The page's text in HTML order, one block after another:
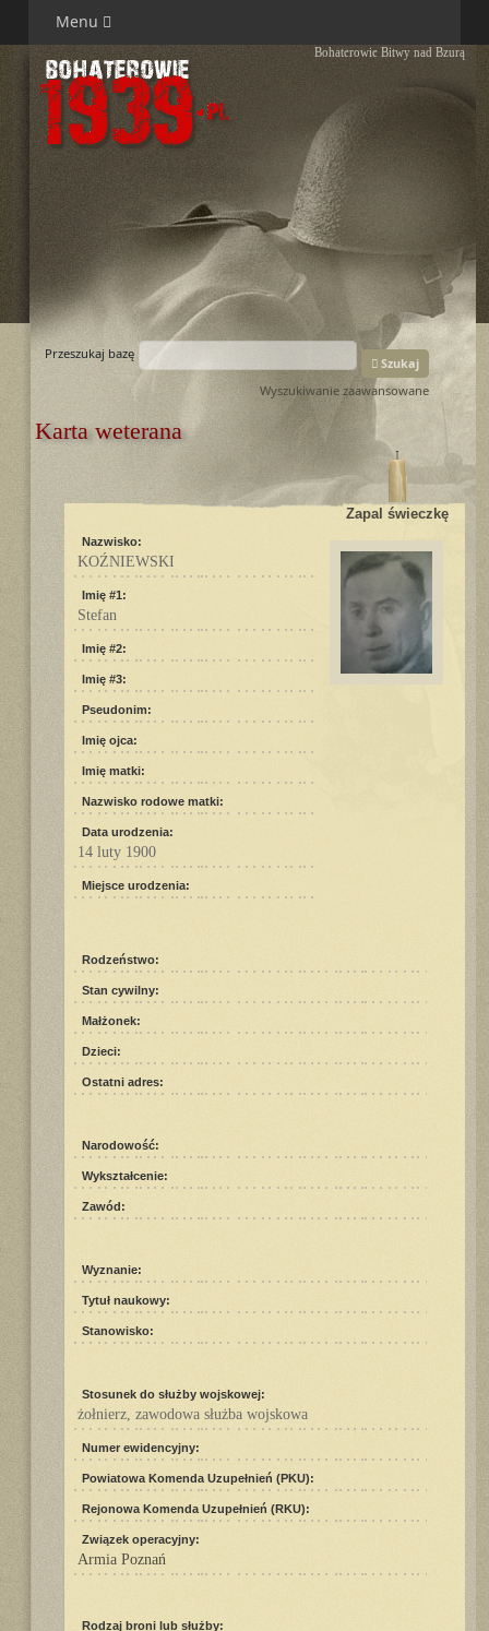
Menu
Bohaterowie Bitwy nad Bzurą
Przeszukaj bazę
Szukaj
Wyszukiwanie zaawansowane
Karta weterana
Zapal świeczkę
Nazwisko:
KOŹNIEWSKI
Imię #1:
Stefan
Imię #2:
Imię #3:
Pseudonim:
Imię ojca:
Imię matki:
Nazwisko rodowe matki:
Data urodzenia:
14 luty 1900
Miejsce urodzenia:
Rodzeństwo:
Stan cywilny:
Małżonek:
Dzieci:
Ostatni adres:
Narodowość:
Wykształcenie:
Zawód:
Wyznanie:
Tytuł naukowy:
Stanowisko:
Stosunek do służby wojskowej:
żołnierz, zawodowa służba wojskowa
Numer ewidencyjny:
Powiatowa Komenda Uzupełnień (PKU):
Rejonowa Komenda Uzupełnień (RKU):
Związek operacyjny:
Armia Poznań
Rodzaj broni lub służby: